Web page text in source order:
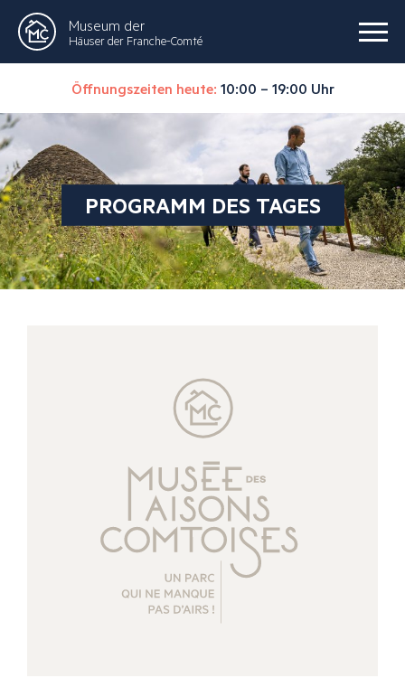
Museum der
Häuser der Franche-Comté
Öffnungszeiten heute: 10:00 – 19:00 Uhr
PROGRAMM DES TAGES